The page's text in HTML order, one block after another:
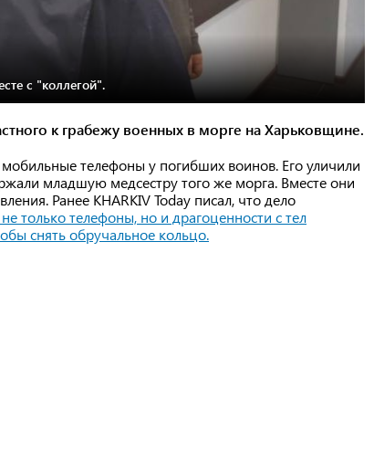
с "коллегой".
к грабежу военных в морге на Харьковщине.
телефоны у погибших воинов. Его уличили
младшую медсестру того же морга. Вместе они
Ранее KHARKIV Today писал, что дело
только телефоны, но и драгоценности с тел
снять обручальное кольцо.